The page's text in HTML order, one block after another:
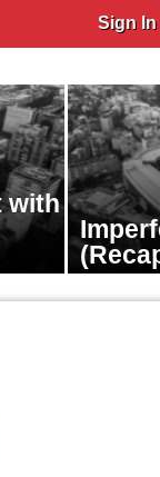
Sign In
with